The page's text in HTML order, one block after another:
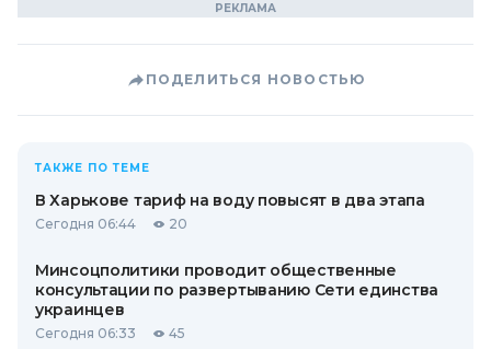
ПОДЕЛИТЬСЯ НОВОСТЬЮ
ТАКЖЕ ПО ТЕМЕ
В Харькове тариф на воду повысят в два этапа
Сегодня 06:44 20
Минсоцполитики проводит общественные
консультации по развертыванию Сети единства
украинцев
Сегодня 06:33 45